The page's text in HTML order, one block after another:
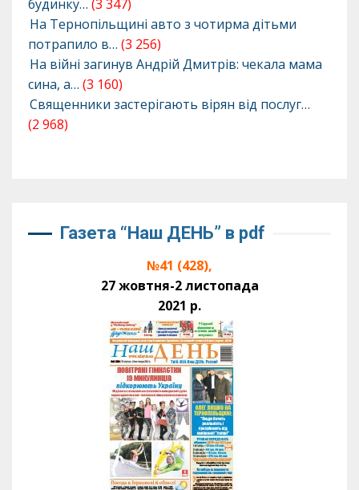
будинку… (3 347)
На Тернопільщині авто з чотирма дітьми
потрапило в… (3 256)
На війні загинув Андрій Дмитрів: чекала мама
сина, а… (3 160)
Священники застерігають вірян від послуг…
(2 968)
Газета “Наш ДЕНЬ” в pdf
№41 (428),
27 жовтня-2 листопада
2021 р.